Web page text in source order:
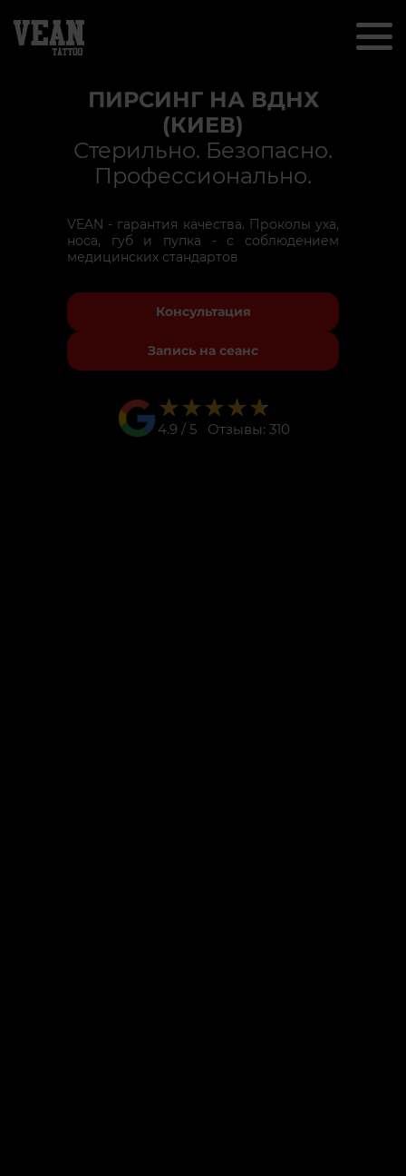
ПИРСИНГ НА ВДНХ
(КИЕВ)
Стерильно. Безопасно.
Профессионально.
VEAN - гарантия качества. Проколы уха,
носа, губ и пупка - с соблюдением
медицинских стандартов
Консультация
Запись на сеанс
★★★★★
★★★★★
4.9 / 5 Отзывы: 310